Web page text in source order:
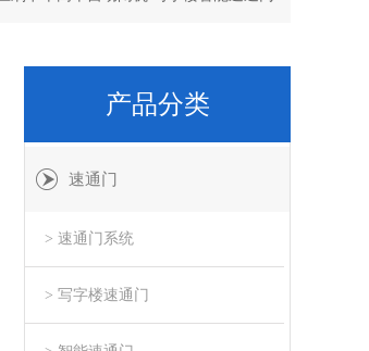
产品分类
速通门
> 速通门系统
> 写字楼速通门